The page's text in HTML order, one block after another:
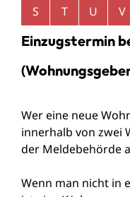
S
T U V
Einzugstermin
Wer eine neue
innerhalb von zwei
der Meldebehörde
Wenn man nicht in